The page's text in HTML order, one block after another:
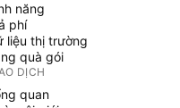
năng
phí
liệu thị trường
quà gói
DỊCH
quan